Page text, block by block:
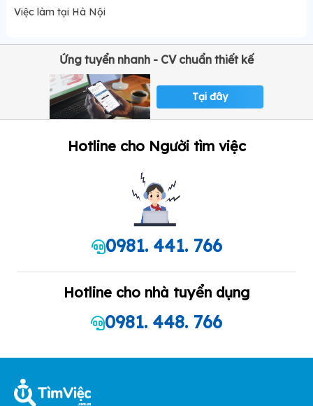
Việc làm tại Hà Nội
Ứng tuyển nhanh - CV chuẩn thiết kế
Tại đây
Hotline cho Người tìm việc
0981. 441. 766
Hotline cho nhà tuyển dụng
0981. 448. 766